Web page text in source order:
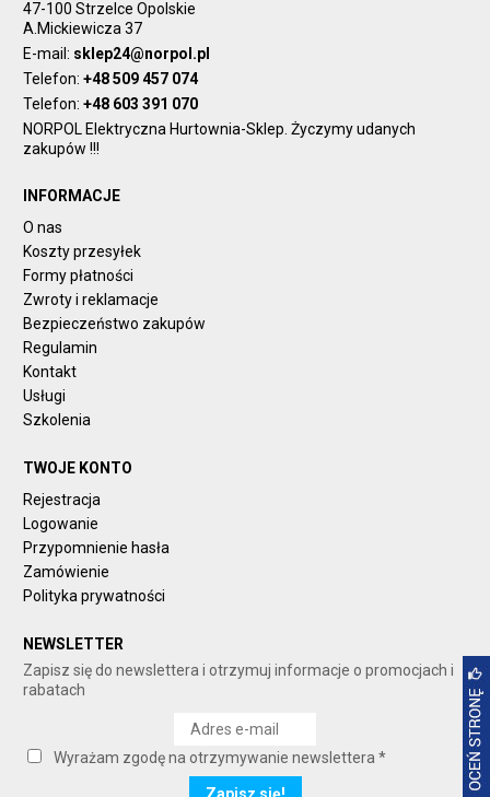
47-100 Strzelce Opolskie
A.Mickiewicza 37
E-mail: sklep24@norpol.pl
Telefon:+48 509 457 074
Telefon:+48 603 391 070
NORPOL Elektryczna Hurtownia-Sklep. Życzymy udanych
zakupów !!!
INFORMACJE
O nas
Koszty przesyłek
Formy płatności
Zwroty i reklamacje
Bezpieczeństwo zakupów
Regulamin
Kontakt
Usługi
Szkolenia
TWOJE KONTO
Rejestracja
Logowanie
Przypomnienie hasła
Zamówienie
Polityka prywatności
NEWSLETTER
Zapisz się do newslettera i otrzymuj informacje o promocjach i
rabatach
Wyrażam zgodę na otrzymywanie newslettera *